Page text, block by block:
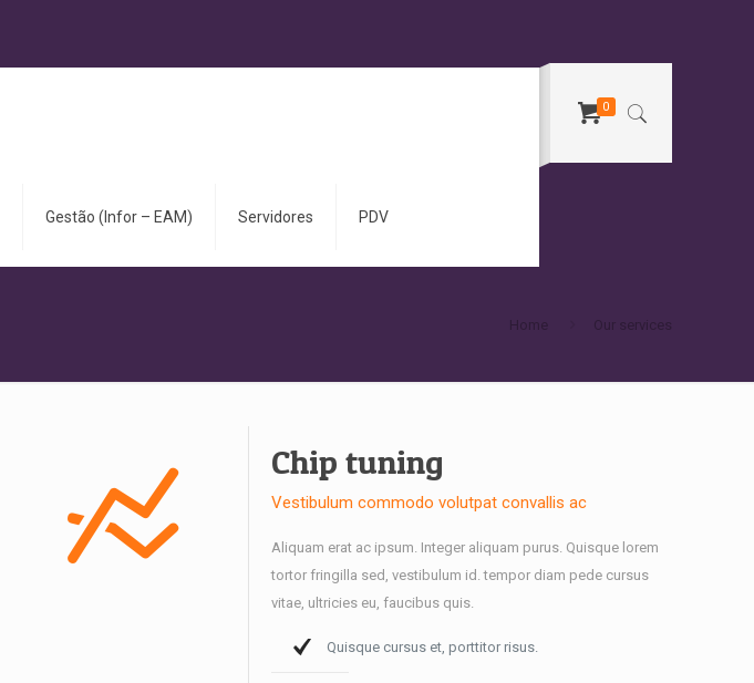
Gestão (Infor – EAM) Servidores PDV
0
Home Our services
Chip tuning
Vestibulum commodo volutpat convallis ac
Aliquam erat ac ipsum. Integer aliquam purus. Quisque lorem
tortor fringilla sed, vestibulum id. tempor diam pede cursus
vitae, ultricies eu, faucibus quis.
Quisque cursus et, porttitor risus.